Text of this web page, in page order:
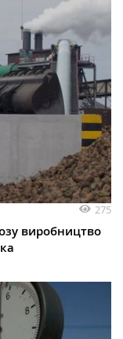
275
виробництво